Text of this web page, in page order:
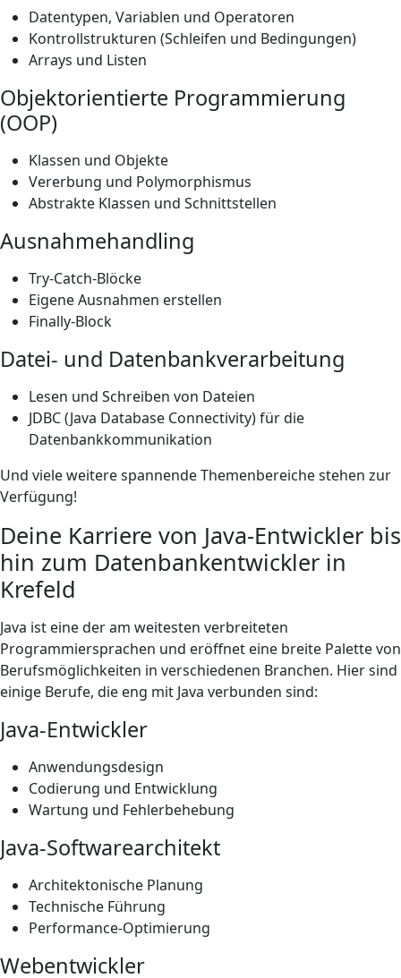
Datentypen, Variablen und Operatoren
Kontrollstrukturen (Schleifen und Bedingungen)
Arrays und Listen
Objektorientierte Programmierung
(OOP)
Klassen und Objekte
Vererbung und Polymorphismus
Abstrakte Klassen und Schnittstellen
Ausnahmehandling
Try-Catch-Blöcke
Eigene Ausnahmen erstellen
Finally-Block
Datei- und Datenbankverarbeitung
Lesen und Schreiben von Dateien
JDBC (Java Database Connectivity) für die
Datenbankkommunikation
Und viele weitere spannende Themenbereiche stehen zur
Verfügung!
Deine Karriere von Java-Entwickler bis
hin zum Datenbankentwickler in
Krefeld
Java ist eine der am weitesten verbreiteten
Programmiersprachen und eröffnet eine breite Palette von
Berufsmöglichkeiten in verschiedenen Branchen. Hier sind
einige Berufe, die eng mit Java verbunden sind:
Java-Entwickler
Anwendungsdesign
Codierung und Entwicklung
Wartung und Fehlerbehebung
Java-Softwarearchitekt
Architektonische Planung
Technische Führung
Performance-Optimierung
Webentwickler